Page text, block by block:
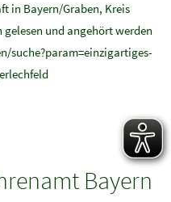
in Bayern/Graben, Kreis
und angehört werden
suche?param=einzigartiges-
Bayern